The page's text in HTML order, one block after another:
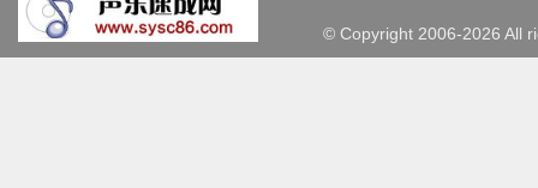
©Copyright 2006-2026 All